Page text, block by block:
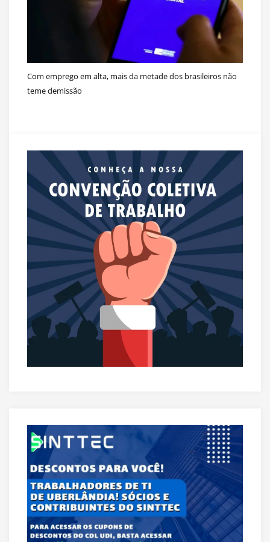
Com emprego em alta, mais da metade dos brasileiros não
teme demissão